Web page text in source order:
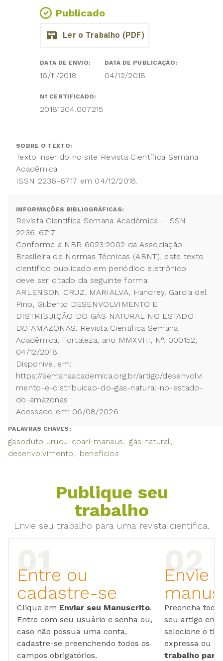
Publicado
DATA DE ENVIO:
16/11/2018
DATA DE PUBLICAÇÃO:
04/12/2018
Nº CERTIFICADO:
20181204.007215
SOBRE O TEXTO:
Texto inserido no site Revista Científica Semana
Acadêmica
ISSN 2236-6717 em 04/12/2018.
INFORMAÇÕES BIBLIOGRÁFICAS:
Revista Científica Semana Acadêmica - ISSN
2236-6717
Conforme a NBR 6023:2002 da Associação
Brasileira de Normas Técnicas (ABNT), este texto
científico publicado em periódico eletrônico
deve ser citado da seguinte forma:
ARLENSON CRUZ. MARIALVA, Handrey. Garcia del
Pino, Gilberto DESENVOLVIMENTO E
DISTRIBUIÇÃO DO GÁS NATURAL NO ESTADO
DO AMAZONAS. Revista Científica Semana
Acadêmica. Fortaleza, ano MMXVIII, Nº. 000152,
04/12/2018.
Disponível em:
https://semanaacademica.org.br/artigo/desenvolvi
mento-e-distribuicao-do-gas-natural-no-estado-
do-amazonas
Acessado em: 06/08/2026.
PALAVRAS CHAVES:
gasoduto urucu-coari-manaus
gás natural
desenvolvimento
benefícios
Publique seu
trabalho
Envie seu trabalho para uma revista científica.
Entre ou
cadastre-se
Clique em Enviar seu Manuscrito.
Entre com seu usuário e senha ou,
caso não possua uma conta,
cadastre-se preenchendo todos os
campos obrigatórios.
Envie
Preencha
seu artigo em
selecione o
expressa ou
trabalho para